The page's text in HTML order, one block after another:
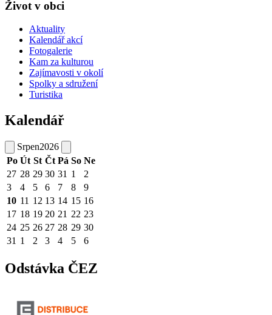
Život v obci
Aktuality
Kalendář akcí
Fotogalerie
Kam za kulturou
Zajímavosti v okolí
Spolky a sdružení
Turistika
Kalendář
Srpen2026
Po Út St Čt Pá So Ne
27 28 29 30 31 1
2
3
4 5 6 7 8
9
10 11 12 13 14 15 16
17 18 19 20 21 22 23
24 25 26 27 28 29 30
31 1 2 3 4 5 6
Odstávka ČEZ